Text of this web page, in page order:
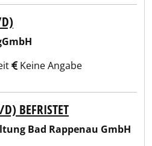
Keine Angabe
BEFRISTET
Bad Rappenau GmbH